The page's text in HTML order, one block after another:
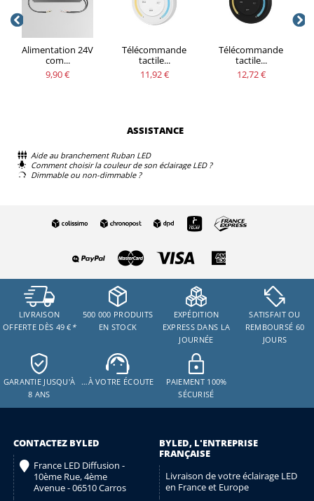
Alimentation 24V
com...
9,90 €
Télécommande
tactile...
11,92 €
Télécommande
tactile...
12,72 €
ASSISTANCE
Aide au branchement Ruban LED
Comment choisir la couleur de son éclairage LED ?
Dimmable ou non-dimmable ?
LIVRAISON
OFFERTE DÈS 49 € *
500 000 PRODUITS
EN STOCK
EXPÉDITION
EXPRESS DANS LA
JOURNÉE
SATISFAIT OU
REMBOURSÉ 60
JOURS
GARANTIE JUSQU'À
8 ANS
…À VOTRE ÉCOUTE
PAIEMENT 100%
SÉCURISÉ
CONTACTEZ BYLED
France LED Diffusion -
10ème Rue, 4ème
Avenue - 06510 Carros
BYLED, L'ENTREPRISE
FRANÇAISE
Livraison de votre éclairage LED
en France et Europe